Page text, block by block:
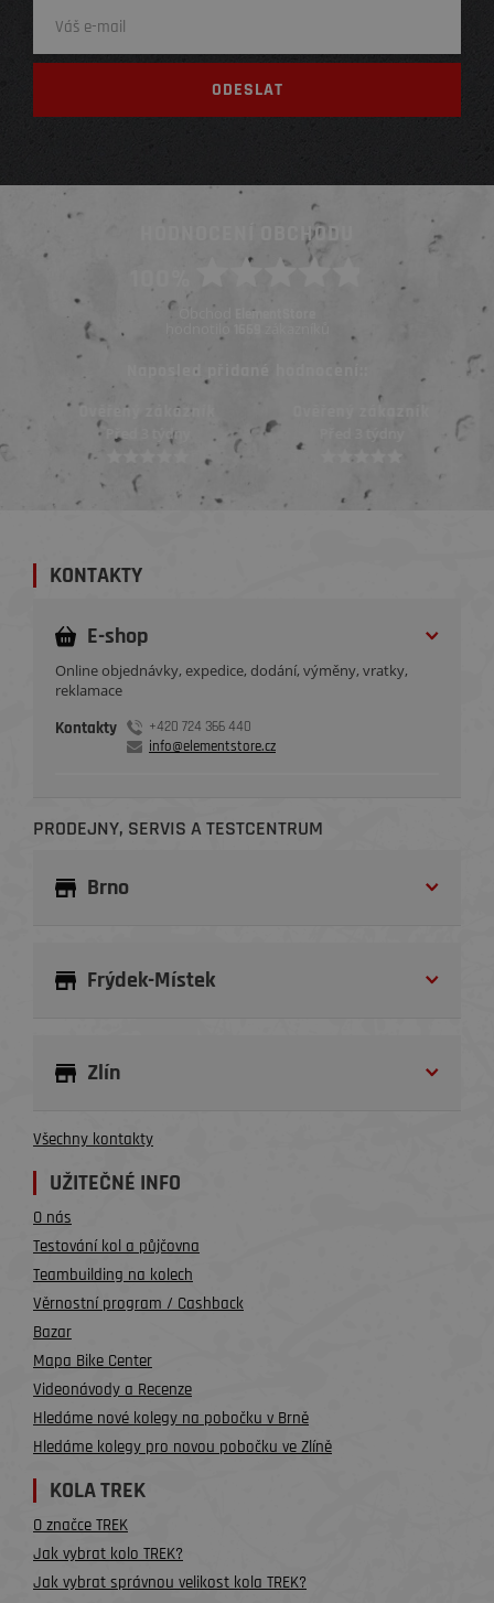
HODNOCENÍ OBCHODU
Obchod ElementStore
hodnotilo
Naposled přidané hodnocení::
Ověřený zákazník
Před 3 týdny
KONTAKTY
E-shop
Online objednávky, expedice, dodání, výměny, vratky,
reklamace
Kontakty
+420 724 366 440
info@elementstore.cz
PRODEJNY, SERVIS A TESTCENTRUM
Brno
Frýdek-Místek
Zlín
Všechny kontakty
UŽITEČNÉ INFO
O nás
Testování kol a půjčovna
Teambuilding na kolech
Věrnostní program / Cashback
Bazar
Mapa Bike Center
Videonávody a Recenze
Hledáme nové kolegy na pobočku v Brně
Hledáme kolegy pro novou pobočku ve Zlíně
KOLA TREK
O značce TREK
Jak vybrat kolo TREK?
Jak vybrat správnou velikost kola TREK?